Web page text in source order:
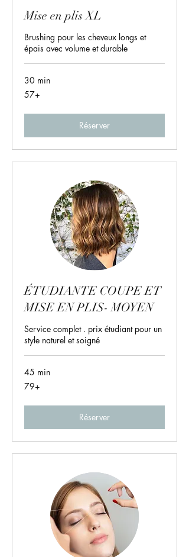
Mise en plis XL
Brushing pour les cheveux longs et
épais avec volume et durable
30 min
57+
57+
Réserver
ÉTUDIANTE COUPE ET
MISE EN PLIS- MOYEN
Service complet . prix étudiant pour un
style naturel et soigné
45 min
79+
79+
Réserver